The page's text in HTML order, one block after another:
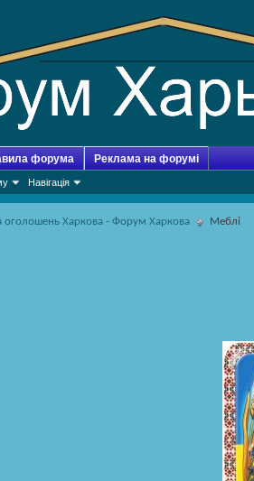
Навігація
форума Реклама на форумі
оголошень Харкова - Форум Харкова Меблі